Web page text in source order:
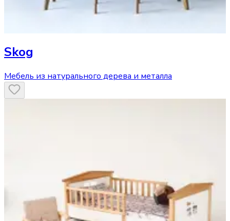
Skog
Мебель из натурального дерева и металла